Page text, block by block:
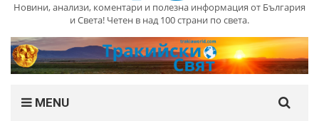
Новини, анализи, коментари и полезна информация от България
и Света! Четен в над 100 страни по света.
MENU